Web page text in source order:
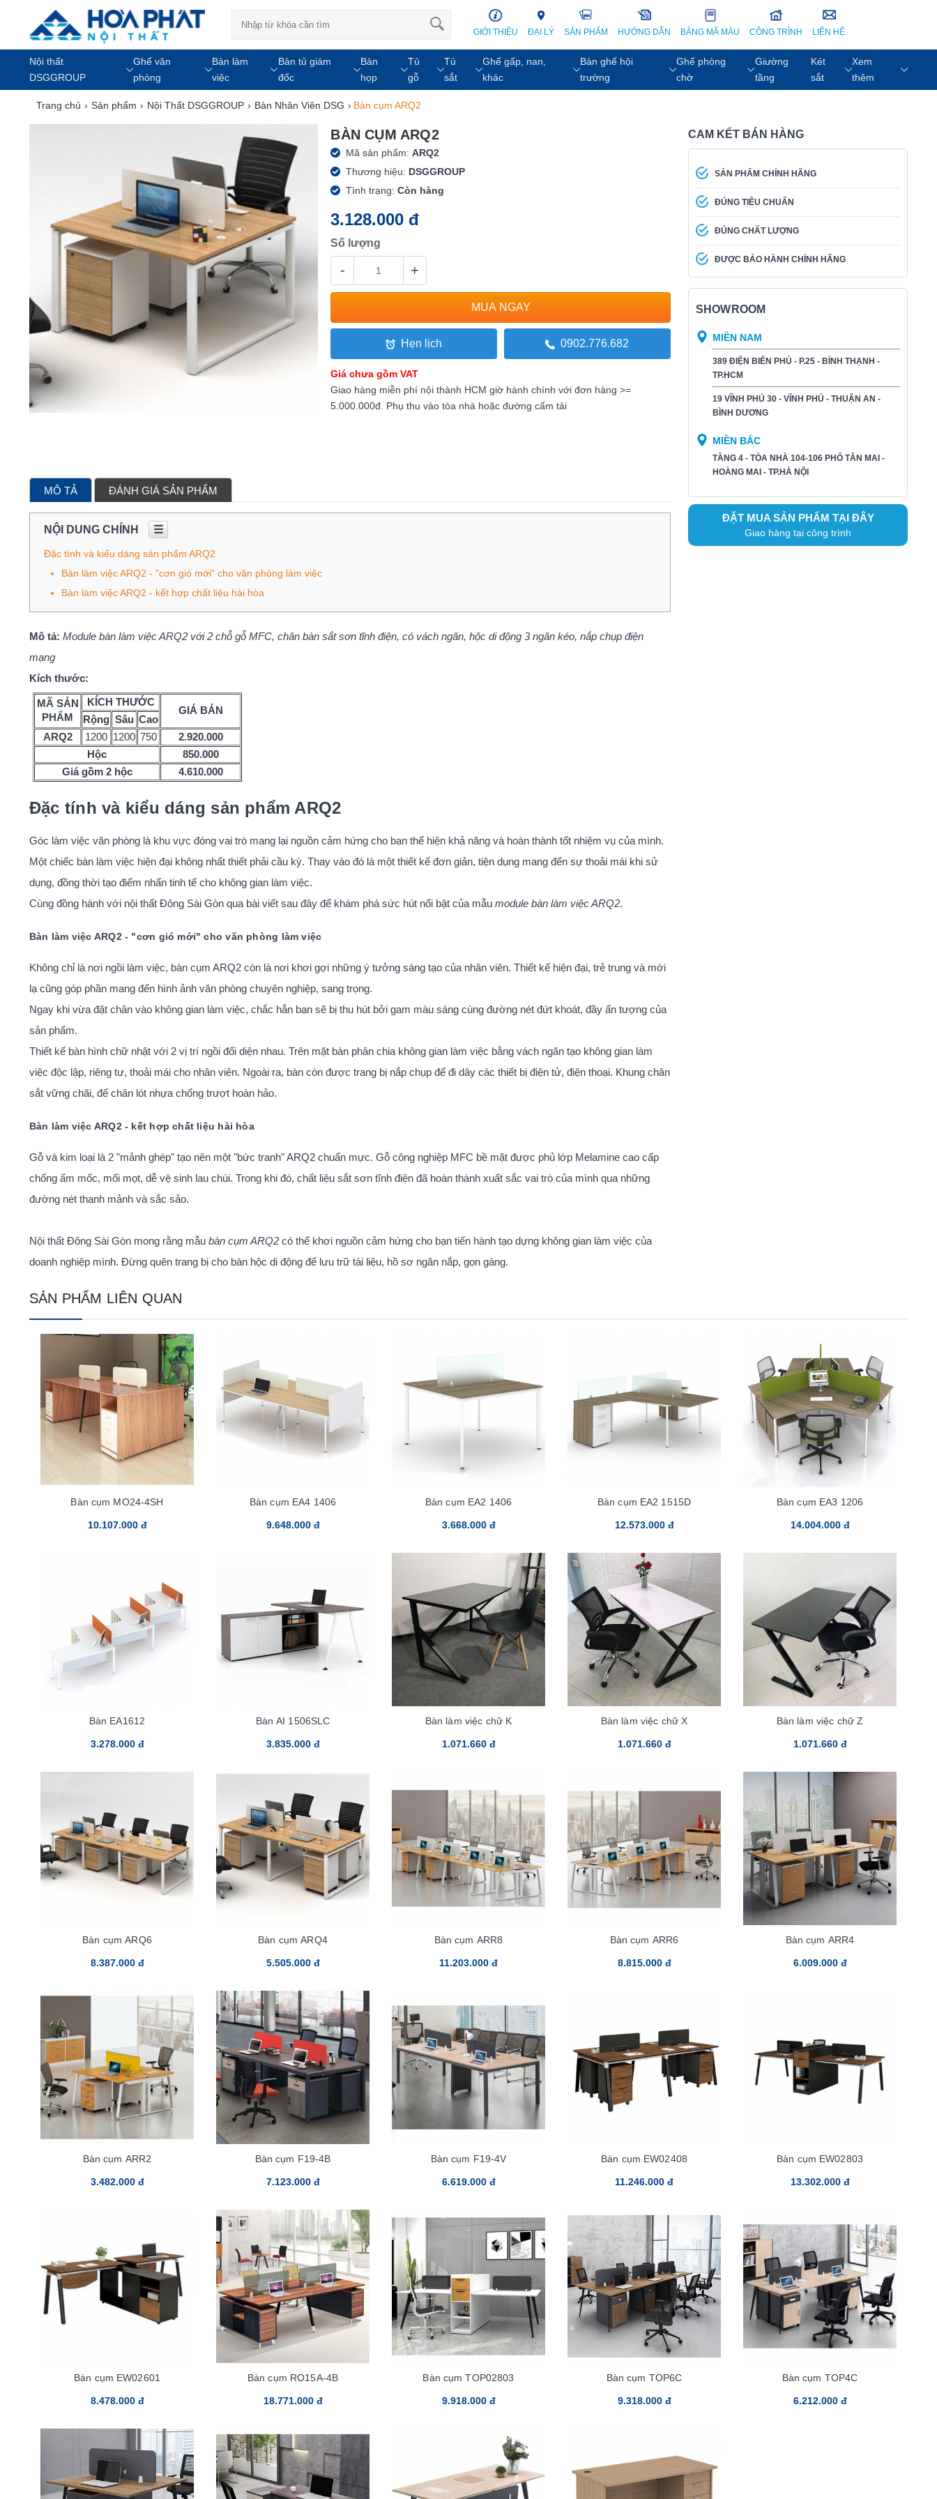
GIỚI THIỆU ĐẠI LÝ SẢN PHẨM HƯỚNG DẪN BẢNG MÃ MÀU CÔNG TRÌNH LIÊN HỆ
Nội thất
DSGGROUP
Ghế văn
phòng
Bàn làm
việc
Bàn tủ giám
đốc
Bàn
họp
Tủ
gỗ
Tủ
sắt
Ghế gấp, nan,
khác
Bàn ghế hội
trường
Ghế phòng
chờ
Giường
tầng
Két
sắt
Xem
thêm
Trang chủ › Sản phẩm › Nội Thất DSGGROUP › Bàn Nhân Viên DSG › Bàn cụm ARQ2
BÀN CỤM ARQ2
Mã sản phẩm:ARQ2
Thương hiệu: DSGGROUP
Tình trạng:Còn hàng
3.128.000 đ
Số lượng
- +
Hẹn lịch 0902.776.682
Giá chưa gồm VAT
Giao hàng miễn phí nội thành HCM giờ hành chính với đơn hàng >=
5.000.000đ. Phụ thu vào tòa nhà hoặc đường cấm tải
MÔ TẢ ĐÁNH GIÁ SẢN PHẨM
NỘI DUNG CHÍNH ☰
Đặc tính và kiểu dáng sản phẩm ARQ2
Bàn làm việc ARQ2 - "cơn gió mới" cho văn phòng làm việc
Bàn làm việc ARQ2 - kết hợp chất liệu hài hòa
Mô tả: Module bàn làm việc ARQ2 với 2 chỗ gỗ MFC, chân bàn sắt sơn tĩnh điện, có vách ngăn, hộc di động 3 ngăn kéo, nắp chụp điện
mạng
Kích thước:
MÃ SẢN
PHẨM
KÍCH THƯỚC
GIÁ BÁN
Rộng Sâu Cao
ARQ2
1200 1200 750
2.920.000
Hộc
850.000
Giá gồm 2 hộc
4.610.000
Đặc tính và kiểu dáng sản phẩm ARQ2
Góc làm việc văn phòng là khu vực đóng vai trò mang lại nguồn cảm hứng cho bạn thể hiện khả năng và hoàn thành tốt nhiệm vụ của mình.
Một chiếc bàn làm việc hiện đại không nhất thiết phải cầu kỳ. Thay vào đó là một thiết kế đơn giản, tiện dụng mang đến sự thoải mái khi sử
dụng, đồng thời tạo điểm nhấn tinh tế cho không gian làm việc.
Cùng đồng hành với nội thất Đông Sài Gòn qua bài viết sau đây để khám phá sức hút nổi bật của mẫu module bàn làm việc ARQ2.
Bàn làm việc ARQ2 - "cơn gió mới" cho văn phòng làm việc
Không chỉ là nơi ngồi làm việc, bàn cụm ARQ2 còn là nơi khơi gợi những ý tưởng sáng tạo của nhân viên. Thiết kế hiện đại, trẻ trung và mới
lạ cũng góp phần mang đến hình ảnh văn phòng chuyên nghiệp, sang trọng.
Ngay khi vừa đặt chân vào không gian làm việc, chắc hẳn bạn sẽ bị thu hút bởi gam màu sáng cùng đường nét đứt khoát, đầy ấn tượng của
sản phẩm.
Thiết kế bàn hình chữ nhật với 2 vị trí ngồi đối diện nhau. Trên mặt bàn phân chia không gian làm việc bằng vách ngăn tạo không gian làm
việc độc lập, riêng tư, thoải mái cho nhân viên. Ngoài ra, bàn còn được trang bị nắp chụp để đi dây các thiết bị điện tử, điện thoại. Khung chân
sắt vững chãi, đế chân lót nhựa chống trượt hoàn hảo.
Bàn làm việc ARQ2 - kết hợp chất liệu hài hòa
Gỗ và kim loại là 2 "mảnh ghép" tạo nên một "bức tranh" ARQ2 chuẩn mực. Gỗ công nghiệp MFC bề mặt được phủ lớp Melamine cao cấp
chống ẩm mốc, mối mọt, dễ vệ sinh lau chùi. Trong khi đó, chất liệu sắt sơn tĩnh điện đã hoàn thành xuất sắc vai trò của mình qua những
đường nét thanh mảnh và sắc sảo.
Nội thất Đông Sài Gòn mong rằng mẫu bàn cụm ARQ2 có thể khơi nguồn cảm hứng cho bạn tiến hành tạo dựng không gian làm việc của
doanh nghiệp mình. Đừng quên trang bị cho bàn hộc di động để lưu trữ tài liệu, hồ sơ ngăn nắp, gọn gàng.
CAM KẾT BÁN HÀNG
SẢN PHẨM CHÍNH HÃNG
ĐÚNG TIÊU CHUẨN
ĐÚNG CHẤT LƯỢNG
ĐƯỢC BẢO HÀNH CHÍNH HÃNG
SHOWROOM
MIỀN NAM
389 ĐIỆN BIÊN PHỦ - P.25 - BÌNH THẠNH -
TP.HCM
19 VĨNH PHÚ 30 - VĨNH PHÚ - THUẬN AN -
BÌNH DƯƠNG​
MIỀN BẮC
TẦNG 4 - TÒA NHÀ 104-106 PHỐ TÂN MAI -
HOÀNG MAI - TP.HÀ NỘI
ĐẶT MUA SẢN PHẨM TẠI ĐÂY
Giao hàng tại công trình
SẢN PHẨM LIÊN QUAN
Bàn cụm MO24-4SH
10.107.000 đ
Bàn cụm EA4 1406
9.648.000 đ
Bàn cụm EA2 1406
3.668.000 đ
Bàn cụm EA2 1515D
12.573.000 đ
Bàn cụm EA3 1206
14.004.000 đ
Bàn EA1612
3.278.000 đ
Bàn AI 1506SLC
3.835.000 đ
Bàn làm việc chữ K
1.071.660 đ
Bàn làm việc chữ X
1.071.660 đ
Bàn làm việc chữ Z
1.071.660 đ
Bàn cụm ARQ6
8.387.000 đ
Bàn cụm ARQ4
5.505.000 đ
Bàn cụm ARR8
11.203.000 đ
Bàn cụm ARR6
8.815.000 đ
Bàn cụm ARR4
6.009.000 đ
Bàn cụm ARR2
3.482.000 đ
Bàn cụm F19-4B
7.123.000 đ
Bàn cụm F19-4V
6.619.000 đ
Bàn cụm EW02408
11.246.000 đ
Bàn cụm EW02803
13.302.000 đ
Bàn cụm EW02601
8.478.000 đ
Bàn cụm RO15A-4B
18.771.000 đ
Bàn cụm TOP02803
9.918.000 đ
Bàn cụm TOP6C
9.318.000 đ
Bàn cụm TOP4C
6.212.000 đ